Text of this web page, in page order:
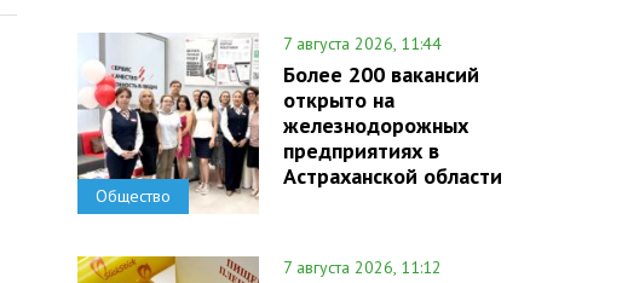
Общество
7 августа 2026, 11:44
Более 200 вакансий
открыто на
железнодорожных
предприятиях в
Астраханской области
7 августа 2026, 11:12